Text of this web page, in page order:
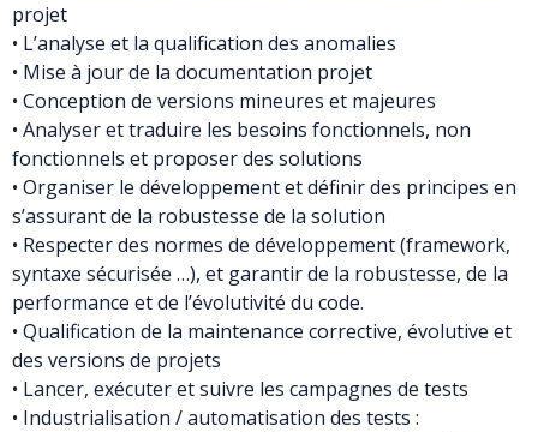
projet
• L’analyse et la qualification des anomalies
• Mise à jour de la documentation projet
• Conception de versions mineures et majeures
• Analyser et traduire les besoins fonctionnels, non
fonctionnels et proposer des solutions
• Organiser le développement et définir des principes en
s’assurant de la robustesse de la solution
• Respecter des normes de développement (framework,
syntaxe sécurisée …), et garantir de la robustesse, de la
performance et de l’évolutivité du code.
• Qualification de la maintenance corrective, évolutive et
des versions de projets
• Lancer, exécuter et suivre les campagnes de tests
• Industrialisation / automatisation des tests :